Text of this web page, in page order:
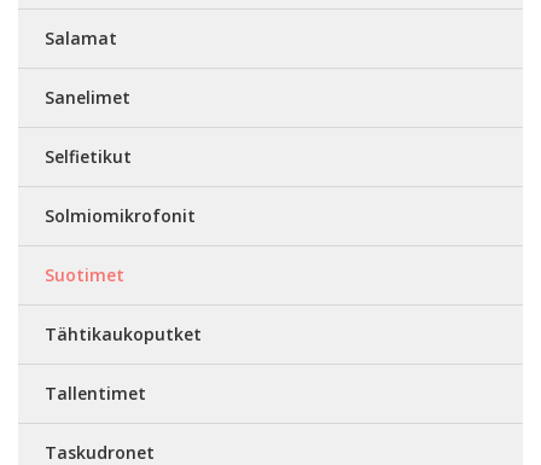
Salamat
Sanelimet
Selfietikut
Solmiomikrofonit
Suotimet
Tähtikaukoputket
Tallentimet
Taskudronet